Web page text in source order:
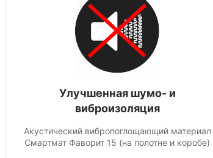
Улучшенная шумо- и
виброизоляция
Акустический вибропоглощающий материал
Смартмат Фаворит 15 (на полотне и коробе)